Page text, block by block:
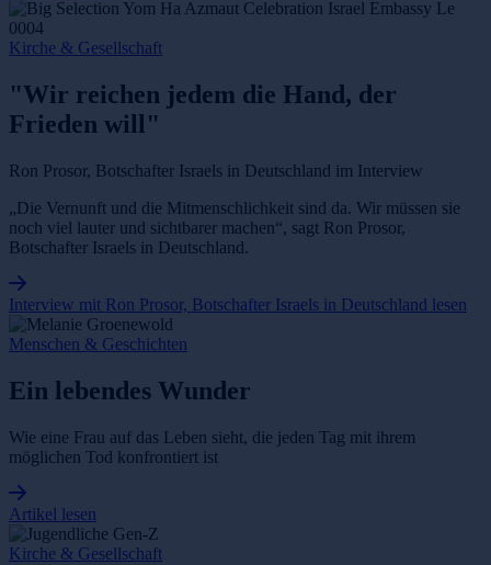
Kirche & Gesellschaft
"Wir reichen jedem die Hand, der
Frieden will"
Ron Prosor, Botschafter Israels in Deutschland im Interview
„Die Vernunft und die Mitmenschlichkeit sind da. Wir müssen sie
noch viel lauter und sichtbarer machen“, sagt Ron Prosor,
Botschafter Israels in Deutschland.
Interview mit Ron Prosor, Botschafter Israels in Deutschland lesen
Menschen & Geschichten
Ein lebendes Wunder
Wie eine Frau auf das Leben sieht, die jeden Tag mit ihrem
möglichen Tod konfrontiert ist
Artikel lesen
Kirche & Gesellschaft